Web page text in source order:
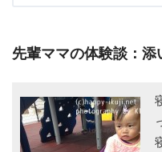
先輩ママの体験談：添